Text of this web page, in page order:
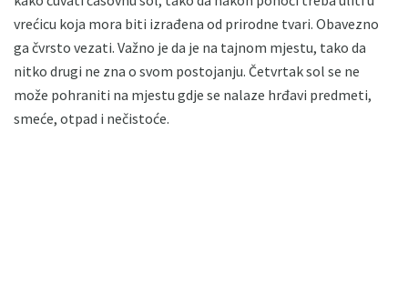
vrećicu koja mora biti izrađena od prirodne tvari. Obavezno
ga čvrsto vezati. Važno je da je na tajnom mjestu, tako da
nitko drugi ne zna o svom postojanju. Četvrtak sol se ne
može pohraniti na mjestu gdje se nalaze hrđavi predmeti,
smeće, otpad i nečistoće.